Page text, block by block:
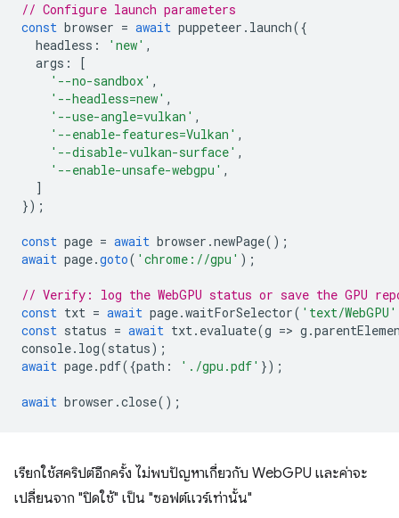
// Configure launch parameters
const browser = await puppeteer . launch({
headless : 'new' ,
args :
[
'--no-sandbox' ,
'--headless=new' ,
'--use-angle=vulkan' ,
'--enable-features=Vulkan' ,
'--disable-vulkan-surface' ,
'--enable-unsafe-webgpu' ,
]
});
const page = await browser .newPage();
await page.goto( 'chrome://gpu' );
// Verify: log the WebGPU status or save the GPU
const txt = await page.waitForSelector( 'text/WebGPU'
const status = await txt. evaluate(g => g .
console. log(status);
await page.pdf({path : './gpu.pdf' });
await browser .close();
เรียกใช้สคริปต์อีกครั้ง ไม่พบปัญหาเกี่ยวกับ WebGPU และค่าจะ
เปลี่ยนจาก "ปิดใช้" เป็น "ซอฟต์แวร์เท่านั้น"